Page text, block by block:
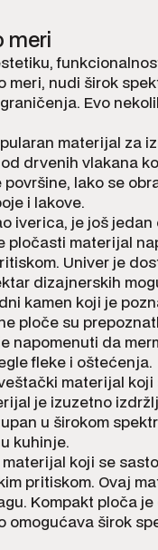
meri
nudi širok
Evo
materijal za
drvenih vlakana
lako se
i lakove.
iverica, je još
pločasti materijal
Univer je
dizajnerskih
kamen koji je
ploče su
napomenuti da
fleke i oštećenja.
materijal
je izuzetno
u širokom
kuhinje.
koji se
pritiskom. Ovaj
Kompakt ploča
omogućava širok